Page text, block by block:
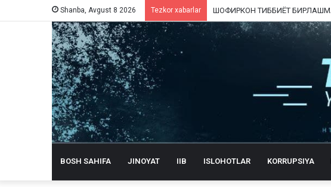
Shanba, Avgust 8 2026 Tezkor xabarlar
BOSH SAHIFA JINOYAT IIB ISLOHOTLAR KORRUPSIYA